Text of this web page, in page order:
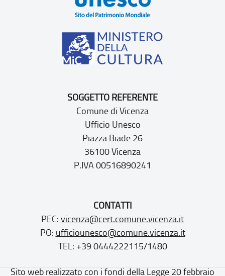
SOGGETTO REFERENTE
Comune di Vicenza
Ufficio Unesco
Piazza Biade 26
36100 Vicenza
P.IVA 00516890241
CONTATTI
PEC: vicenza@cert.comune.vicenza.it
PO: ufficiounesco@comune.vicenza.it
TEL: +39 0444222115/1480
Sito web realizzato con i fondi della Legge 20 febbraio